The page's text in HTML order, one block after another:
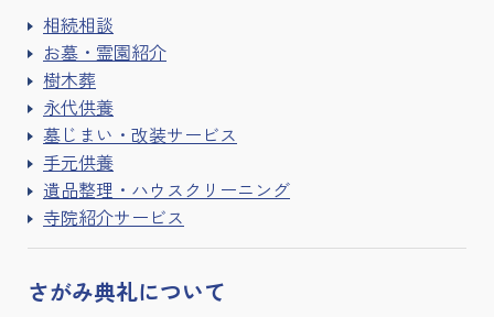
相続相談
お墓・霊園紹介
樹木葬
永代供養
墓じまい・改装サービス
手元供養
遺品整理・ハウスクリーニング
寺院紹介サービス
さがみ典礼について